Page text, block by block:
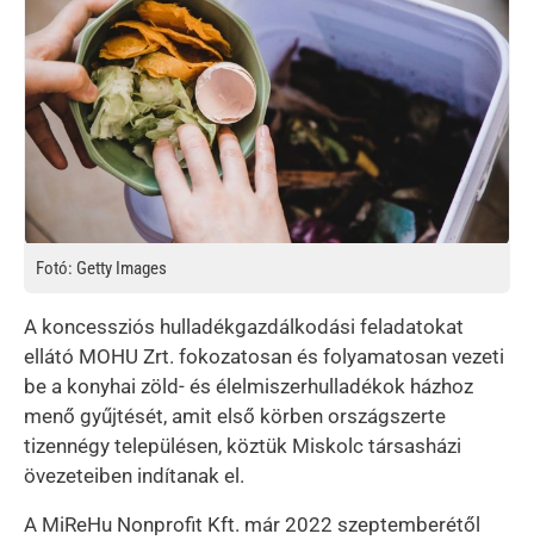
Fotó: Getty Images
A koncessziós hulladékgazdálkodási feladatokat
ellátó MOHU Zrt. fokozatosan és folyamatosan vezeti
be a konyhai zöld- és élelmiszerhulladékok házhoz
menő gyűjtését, amit első körben országszerte
tizennégy településen, köztük Miskolc társasházi
övezeteiben indítanak el.
A MiReHu Nonprofit Kft. már 2022 szeptemberétől